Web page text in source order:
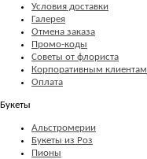
Условия доставки
Галерея
Отмена заказа
Промо-коды
Советы от флориста
Корпоративным клиентам
Оплата
Букеты
Альстромерии
Букеты из Роз
Пионы